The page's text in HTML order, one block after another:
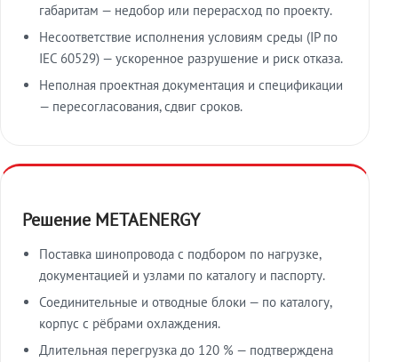
габаритам — недобор или перерасход по проекту.
Несоответствие исполнения условиям среды (IP по
IEC 60529) — ускоренное разрушение и риск отказа.
Неполная проектная документация и спецификации
— пересогласования, сдвиг сроков.
Решение METAENERGY
Поставка шинопровода с подбором по нагрузке,
документацией и узлами по каталогу и паспорту.
Соединительные и отводные блоки — по каталогу,
корпус с рёбрами охлаждения.
Длительная перегрузка до 120 % — подтверждена